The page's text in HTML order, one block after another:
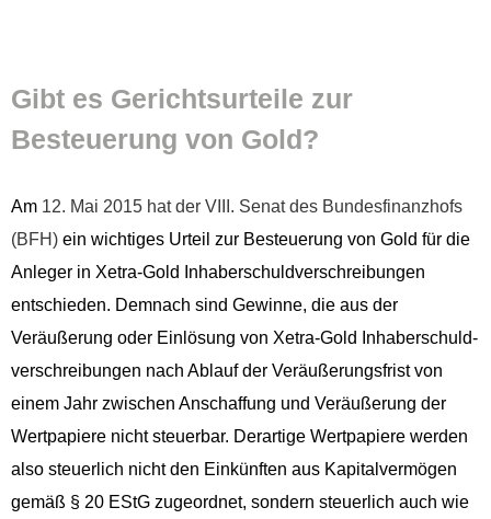
Gibt es Gericht­surteile zur
Besteuerung von Gold?
Am 12. Mai 2015 hat der VIII. Sen­at des Bun­des­fi­nanzhofs
(BFH) ein wichtiges Urteil zur Besteuerung von Gold für die
Anleger in Xetra-Gold Inhab­er­schuld­ver­schrei­bun­gen
entsch­ieden. Dem­nach sind Gewinne, die aus der
Veräußerung oder Ein­lö­sung von Xetra-Gold Inhab­er­schuld­
ver­schrei­bun­gen nach Ablauf der Veräußerungs­frist von
einem Jahr zwis­chen Anschaf­fung und Veräußerung der
Wert­pa­piere nicht steuer­bar. Der­ar­tige Wert­pa­piere wer­den
also steuer­lich nicht den Einkün­ften aus Kap­i­talver­mö­gen
gemäß § 20 EStG zuge­ord­net, son­dern steuer­lich auch wie